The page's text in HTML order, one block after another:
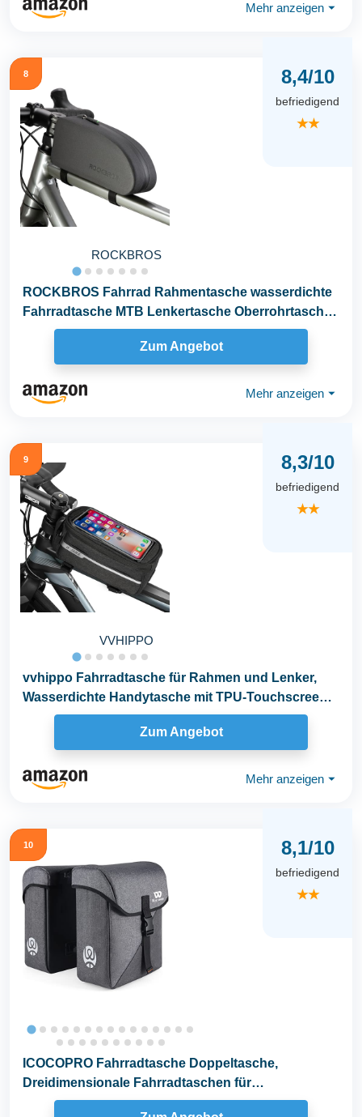
Mehr anzeigen ⏷
8
ROCKBROS
8,4/10
befriedigend
★★
ROCKBROS Fahrrad Rahmentasche wasserdichte
Fahrradtasche MTB Lenkertasche Oberrohrtasche
Schwarz 1L...
Zum Angebot
Mehr anzeigen ⏷
9
VVHIPPO
8,3/10
befriedigend
★★
vvhippo Fahrradtasche für Rahmen und Lenker,
Wasserdichte Handytasche mit TPU-Touchscreen,
Zum Angebot
Mehr anzeigen ⏷
10 8,1/10
befriedigend
★★
ICOCOPRO Fahrradtasche Doppeltasche,
Dreidimensionale Fahrradtaschen für
Gepäckträger, 35L Große...